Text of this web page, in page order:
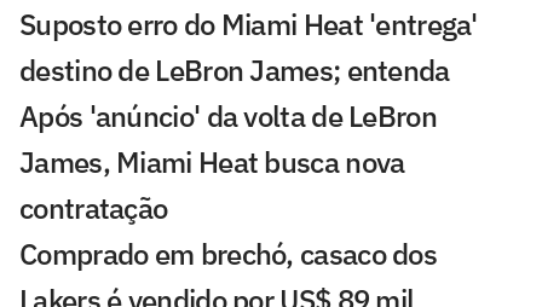
Suposto erro do Miami Heat 'entrega'
destino de LeBron James; entenda
Após 'anúncio' da volta de LeBron
James, Miami Heat busca nova
contratação
Comprado em brechó, casaco dos